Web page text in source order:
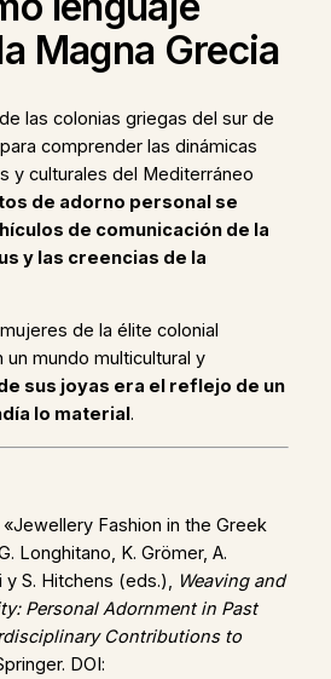
Magna Grecia
las colonias griegas del sur de
comprender las dinámicas
y culturales del Mediterráneo
de adorno personal se
de comunicación de la
y las creencias de la
de la élite colonial
un mundo multicultural y
sus joyas era el reflejo de un
lo material.
«Jewellery Fashion in the Greek
Longhitano, K. Grömer, A.
y S. Hitchens (eds.), Weaving and
Personal Adornment in Past
Contributions to
DOI: